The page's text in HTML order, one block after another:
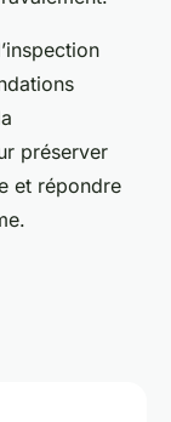
préserver
et répondre